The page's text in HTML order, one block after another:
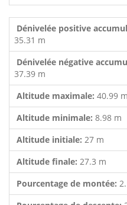
Dénivelée positive
35.31 m
Dénivelée négative
37.39 m
Altitude maximale: 40.99 m
Altitude minimale: 8.98 m
Altitude initiale: 27 m
Altitude finale: 27.3 m
Pourcentage de montée: